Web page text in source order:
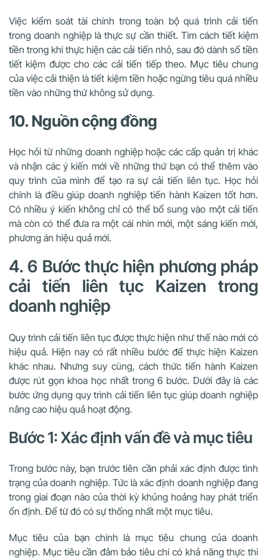
Việc kiểm soát tài chính trong toàn bộ quá trình cải tiến
trong doanh nghiệp là thực sự cần thiết. Tìm cách tiết kiệm
tiền trong khi thực hiện các cải tiến nhỏ, sau đó dành số tiền
tiết kiệm được cho các cải tiến tiếp theo. Mục tiêu chung
của việc cải thiện là tiết kiệm tiền hoặc ngừng tiêu quá nhiều
tiền vào những thứ không sử dụng.
10. Nguồn cộng đồng
Học hỏi từ những doanh nghiệp hoặc các cấp quản trị khác
và nhận các ý kiến ​​mới về những thứ bạn có thể thêm vào
quy trình của mình để tạo ra sự cải tiến liên tục. Học hỏi
chính là điều giúp doanh nghiệp tiến hành Kaizen tốt hơn.
Có nhiều ý kiến ​​không chỉ có thể bổ sung vào một cải tiến
mà còn có thể đưa ra một cái nhìn mới, một sáng kiến mới,
phương án hiệu quả mới.
4. 6 Bước thực hiện phương pháp
cải tiến liên tục Kaizen trong
doanh nghiệp
Quy trình cải tiến liên tục được thực hiện như thế nào mới có
hiệu quả. Hiện nay có rất nhiều bước để thực hiện Kaizen
khác nhau. Nhưng suy cùng, cách thức tiến hành Kaizen
được rút gọn khoa học nhất trong 6 bước. Dưới đây là các
bước ứng dụng quy trình cải tiến liên tục giúp doanh nghiệp
nâng cao hiệu quả hoạt động.
Bước 1: Xác định vấn đề và mục tiêu
Trong bước này, bạn trước tiên cần phải xác định được tình
trạng của doanh nghiệp. Tức là xác định doanh nghiệp đang
trong giai đoạn nào của thời kỳ khủng hoảng hay phát triển
ổn định. Để từ đó có sự thống nhất một mục tiêu.
Mục tiêu của bạn chính là mục tiêu chung của doanh
nghiệp. Mục tiêu cần đảm bảo tiêu chí có khả năng thực thi